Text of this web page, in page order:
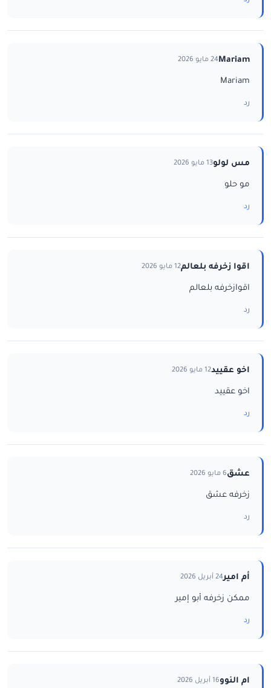
Mariam24 مايو 2026
Mariam
رد
مس لولو13 مايو 2026
مو حلو
رد
اقوا زخرفه بلعالم12 مايو 2026
اقوازخرفه بلعالم
رد
اخو عقييد12 مايو 2026
اخو عقييد
رد
عشق6 مايو 2026
زخرفه عشق
رد
أم امير24 أبريل 2026
ممكن زخرفه أبو إمير
رد
ام النوو16 أبريل 2026